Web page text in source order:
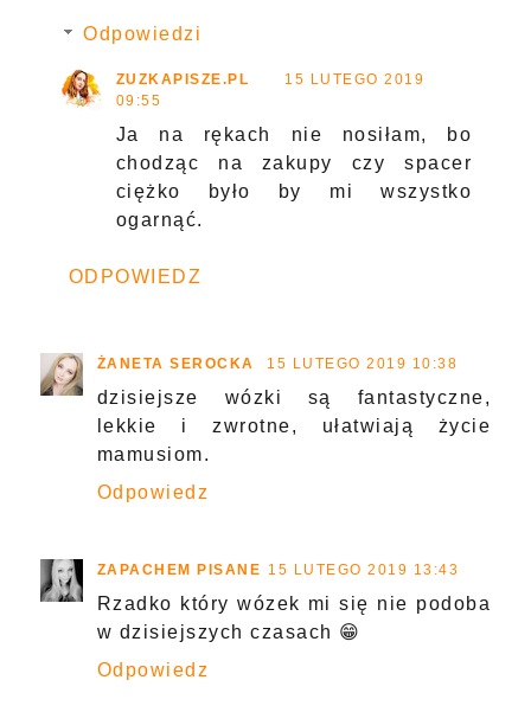
Odpowiedzi
ZUZKAPISZE.PL
15 LUTEGO 2019
09:55
Ja na rękach nie nosiłam, bo
chodząc na zakupy czy spacer
ciężko było by mi wszystko
ogarnąć.
ODPOWIEDZ
ŻANETA SEROCKA 15 LUTEGO 2019 10:38
dzisiejsze wózki są fantastyczne,
lekkie i zwrotne, ułatwiają życie
mamusiom.
Odpowiedz
ZAPACHEM PISANE 15 LUTEGO 2019 13:43
Rzadko który wózek mi się nie podoba
w dzisiejszych czasach 😁
Odpowiedz